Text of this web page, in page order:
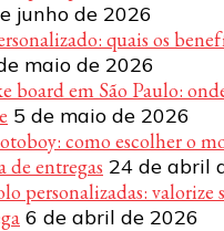
junho de 2026
quais os
maio de 2026
board em São Paulo:
5 de maio de 2026
como escolher o
de entregas 24 de abril
personalizadas: valorize
6 de abril de 2026